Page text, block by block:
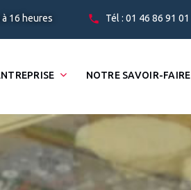
16 heures Tél : 01 46 86 91 01
NOTRE SAVOIR-FAIRE